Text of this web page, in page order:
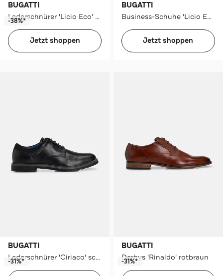
BUGATTI
Lederschnürer 'Licio Eco' cognac
-38%*
Jetzt shoppen
BUGATTI
Business-Schuhe 'Licio Eco' schwarz
Jetzt shoppen
BUGATTI
Lederschnürer 'Ciriaco' schwarz
-31%*
BUGATTI
Derbys 'Rinaldo' rotbraun
-31%*